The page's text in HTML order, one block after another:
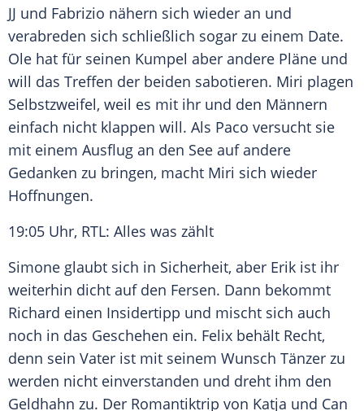
JJ und Fabrizio nähern sich wieder an und
verabreden sich schließlich sogar zu einem Date.
Ole hat für seinen Kumpel aber andere Pläne und
will das Treffen der beiden sabotieren. Miri plagen
Selbstzweifel, weil es mit ihr und den Männern
einfach nicht klappen will. Als Paco versucht sie
mit einem Ausflug an den See auf andere
Gedanken zu bringen, macht Miri sich wieder
Hoffnungen.
19:05 Uhr, RTL: Alles was zählt
Simone glaubt sich in Sicherheit, aber Erik ist ihr
weiterhin dicht auf den Fersen. Dann bekommt
Richard einen Insidertipp und mischt sich auch
noch in das Geschehen ein. Felix behält Recht,
denn sein Vater ist mit seinem Wunsch Tänzer zu
werden nicht einverstanden und dreht ihm den
Geldhahn zu. Der Romantiktrip von Katja und Can